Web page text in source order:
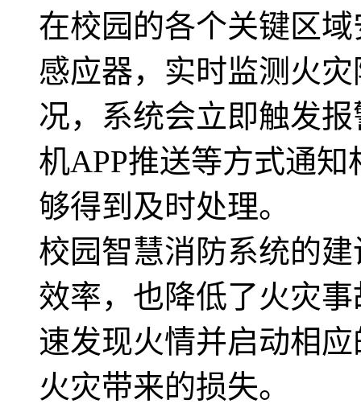
在校园的各个关键区
感应器，实时监测火
况，系统会立即触发
机APP推送等方式通
够得到及时处理。
校园智慧消防系统的
效率，也降低了火灾
速发现火情并启动相
火灾带来的损失。